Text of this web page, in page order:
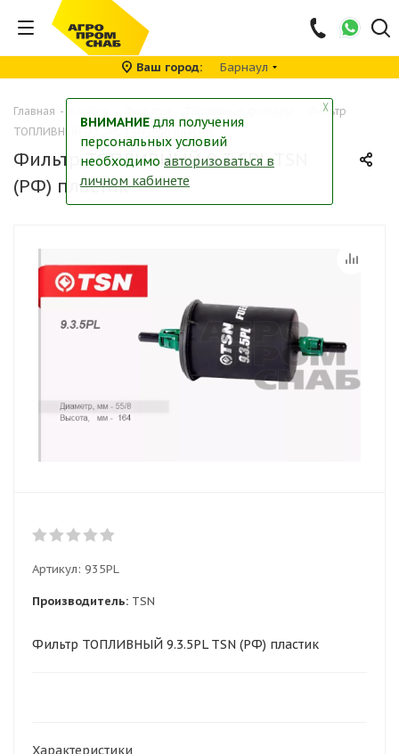
Ваш город Барнаул
Главная -
Фильтр
ТОПЛИВНЫЙ 9.3.5PL TSN (РФ) пластик
Фильтр ТОПЛИВНЫЙ 9.3.5PL TSN
(РФ) пластик
Артикул: 935PL
Производитель: TSN
Фильтр ТОПЛИВНЫЙ 9.3.5PL TSN (РФ) пластик
Характеристики
╳
ВНИМАНИЕ для получения
персональных условий
необходимо авторизоваться в
личном кабинете